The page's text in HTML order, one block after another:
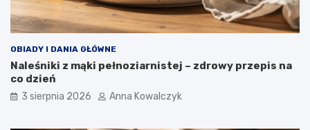
OBIADY I DANIA GŁÓWNE
Naleśniki z mąki pełnoziarnistej – zdrowy przepis na
co dzień
3 sierpnia 2026 Anna Kowalczyk